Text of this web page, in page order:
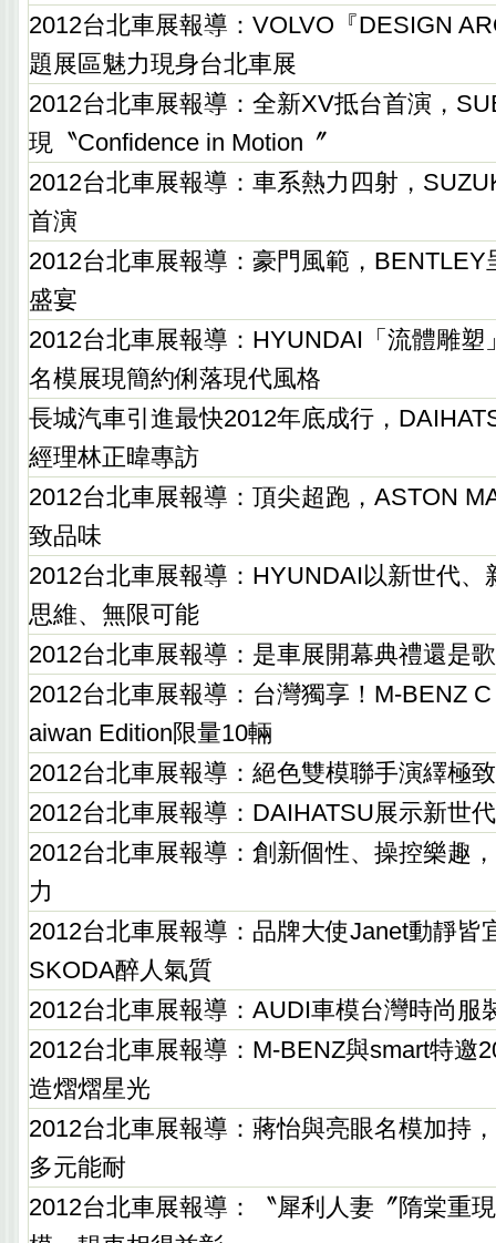
2012台北車展報導：VOLVO『DESIGN
題展區魅力現身台北車展
2012台北車展報導：全新XV抵台首演，
現〝Confidence in Motion〞
2012台北車展報導：車系熱力四射，
首演
2012台北車展報導：豪門風範，BENTLEY
盛宴
2012台北車展報導：HYUNDAI「流體雕塑
名模展現簡約俐落現代風格
長城汽車引進最快2012年底成行，
經理林正暐專訪
2012台北車展報導：頂尖超跑，ASTON
致品味
2012台北車展報導：HYUNDAI以新世代、
思維、無限可能
2012台北車展報導：是車展開幕典禮還是
2012台北車展報導：台灣獨享！M-BENZ
aiwan Edition限量10輛
2012台北車展報導：絕色雙模聯手演繹極
2012台北車展報導：DAIHATSU展示新世
2012台北車展報導：創新個性、操控樂趣
力
2012台北車展報導：品牌大使Janet動靜皆
SKODA醉人氣質
2012台北車展報導：AUDI車模台灣時尚服
2012台北車展報導：M-BENZ與smart特邀
造熠熠星光
2012台北車展報導：蔣怡與亮眼名模加持
多元能耐
2012台北車展報導：〝犀利人妻〞隋棠重